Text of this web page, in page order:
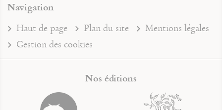
Navigation
Haut de page Plan du site
Mentions légales
Gestion des cookies
Nos éditions